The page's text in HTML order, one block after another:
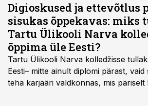
Digioskused ja ettevõtlus
sisukas õppekavas: miks
Tartu Ülikooli Narva
õppima üle Eesti?
Tartu Ülikooli Narva kolledžisse
Eesti– mitte ainult diplomi pärast,
teha karjääri valdkonnas, mis päriselt